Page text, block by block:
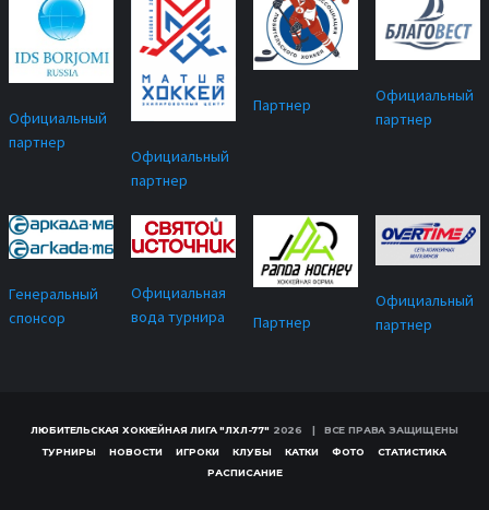
Официальный
партнер
Официальный
партнер
Партнер
Официальный
партнер
Генеральный
спонсор
Официальная
вода турнира
Партнер
Официальный
партнер
ЛЮБИТЕЛЬСКАЯ ХОККЕЙНАЯ ЛИГА "ЛХЛ-77"2026 | ВСЕ ПРАВА ЗАЩИЩЕНЫ
ТУРНИРЫ
НОВОСТИ ИГРОКИ КЛУБЫ КАТКИ ФОТО
СТАТИСТИКА
РАСПИСАНИЕ